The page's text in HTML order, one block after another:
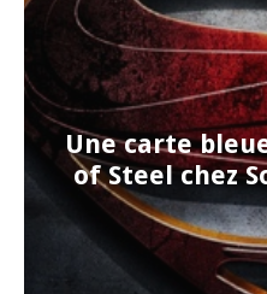
Une carte
of Steel chez